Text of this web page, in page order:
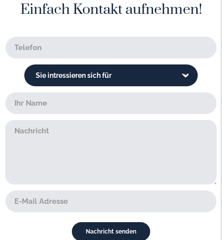
Einfach Kontakt aufnehmen!